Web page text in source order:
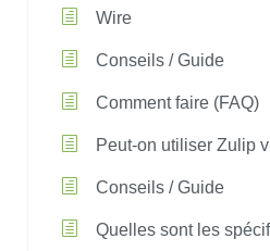
Wire
Conseils / Guide
Comment faire (FAQ)
Peut-on utiliser Zulip
Conseils / Guide
Quelles sont les